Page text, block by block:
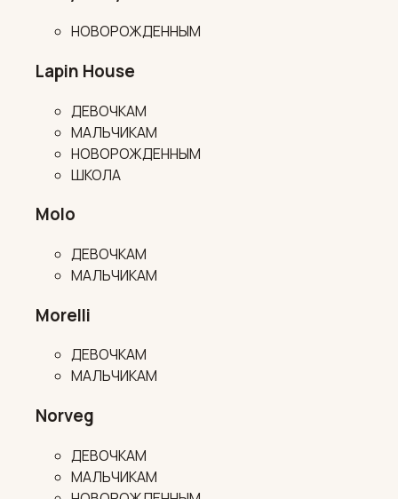
НОВОРОЖДЕННЫМ
Lapin House
ДЕВОЧКАМ
МАЛЬЧИКАМ
НОВОРОЖДЕННЫМ
ШКОЛА
Molo
ДЕВОЧКАМ
МАЛЬЧИКАМ
Morelli
ДЕВОЧКАМ
МАЛЬЧИКАМ
Norveg
ДЕВОЧКАМ
МАЛЬЧИКАМ